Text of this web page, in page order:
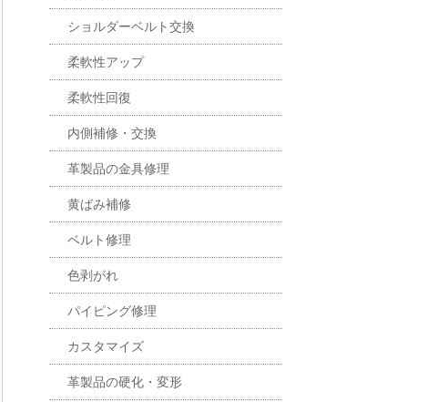
ショルダーベルト交換
柔軟性アップ
柔軟性回復
内側補修・交換
革製品の金具修理
黄ばみ補修
ベルト修理
色剥がれ
パイピング修理
カスタマイズ
革製品の硬化・変形